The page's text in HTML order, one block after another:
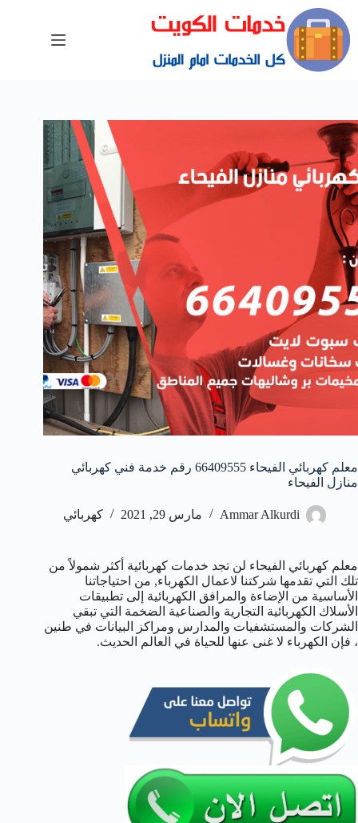
معلم كهربائي الفيحاء 66409555 رقم خدمة فني كهربائي
منازل الفيحاء
Ammar Alkurdi مارس 29, 2021 كهربائي
معلم كهربائي الفيحاء لن تجد خدمات كهربائية أكثر شمولاً من
تلك التي تقدمها شركتنا لاعمال الكهرباء, من احتياجاتنا
الأساسية من الإضاءة والمرافق الكهربائية إلى تطبيقات
الأسلاك الكهربائية التجارية والصناعية الضخمة التي تبقي
الشركات والمستشفيات والمدارس ومراكز البيانات في طنين
، فإن الكهرباء لا غنى عنها للحياة في العالم الحديث.